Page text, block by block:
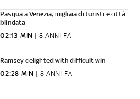
Pasqua a Venezia, migliaia di turisti e città
blindata
02:13 MIN | 8 ANNI FA
Ramsey delighted with difficult win
02:28 MIN | 8 ANNI FA